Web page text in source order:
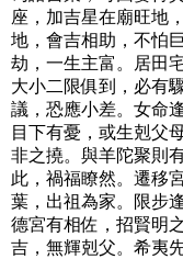
座，加吉星在廟旺地
地，會吉相助，不怕
劫，一生主富。居田
大小二限俱到，必有
議，恐應小差。女命
目下有憂，或生剋父
非之撓。與羊陀聚則
此，禍福瞭然。遷移
葉，出祖為家。限步
德宮有相佐，招賢明
吉，無輝剋父。希夷